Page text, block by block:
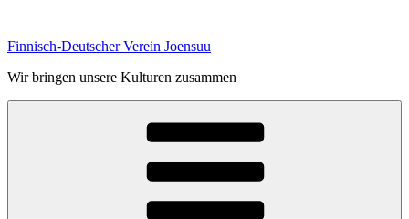
springen
Finnisch-Deutscher Verein Joensuu
Wir bringen unsere Kulturen zusammen